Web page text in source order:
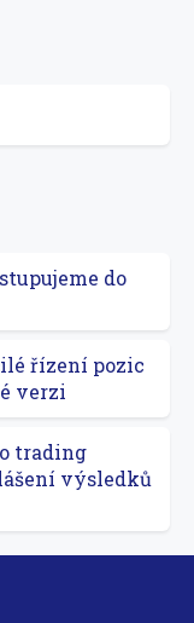
do
řízení pozic
verzi
trading
výsledků